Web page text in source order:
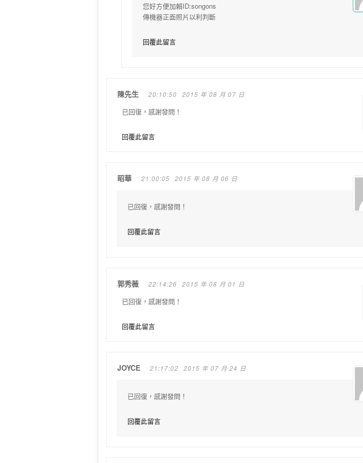
您好方便加賴ID:songons
傳機器正面照片以利判斷
回覆此留言
陳先生 20:10:50 2015 年 08 月 07 日
已回復，感謝發問！
回覆此留言
昭華 21:00:05 2015 年 08 月 06 日
已回復，感謝發問！
回覆此留言
郭秀薇 22:14:26 2015 年 08 月 01 日
已回復，感謝發問！
回覆此留言
JOYCE 21:17:02 2015 年 07 月 24 日
已回復，感謝發問！
回覆此留言